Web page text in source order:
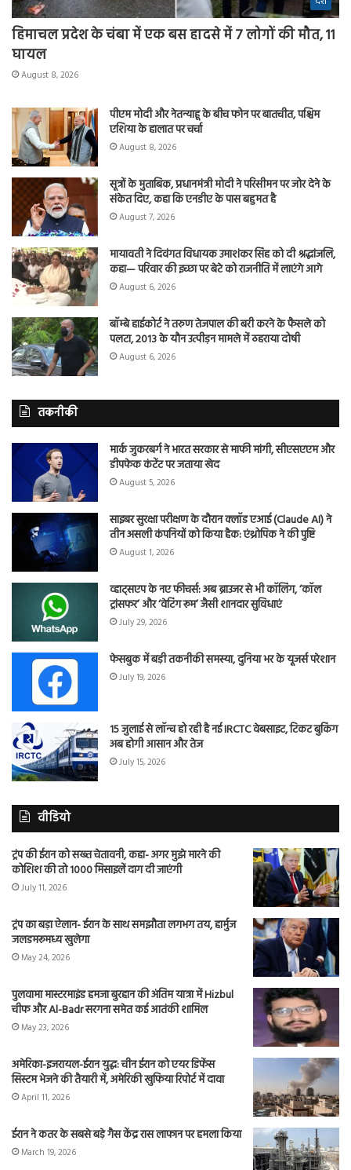
हिमाचल प्रदेश के चंबा में एक बस हादसे में 7 लोगों की मौत, 11
घायल
August 8, 2026
पीएम मोदी और नेतन्याहू के बीच फोन पर बातचीत, पश्चिम
एशिया के हालात पर चर्चा
August 8, 2026
सूत्रों के मुताबिक, प्रधानमंत्री मोदी ने परिसीमन पर जोर देने के
संकेत दिए, कहा कि एनडीए के पास बहुमत है
August 7, 2026
मायावती ने दिवंगत विधायक उमाशंकर सिंह को दी श्रद्धांजलि,
कहा— परिवार की इच्छा पर बेटे को राजनीति में लाएंगे आगे
August 6, 2026
बॉम्बे हाईकोर्ट ने तरुण तेजपाल की बरी करने के फैसले को
पलटा, 2013 के यौन उत्पीड़न मामले में ठहराया दोषी
August 6, 2026
तकनीकी
मार्क जुकरबर्ग ने भारत सरकार से माफी मांगी, सीएसएएम और
डीपफेक कंटेंट पर जताया खेद
August 5, 2026
साइबर सुरक्षा परीक्षण के दौरान क्लॉड एआई (Claude AI) ने
तीन असली कंपनियों को किया हैक: एंथ्रोपिक ने की पुष्टि
August 1, 2026
व्हाट्सएप के नए फीचर्स: अब ब्राउजर से भी कॉलिंग, ‘कॉल
ट्रांसफर’ और ‘वेटिंग रूम’ जैसी शानदार सुविधाएं
July 29, 2026
फेसबुक में बड़ी तकनीकी समस्या, दुनिया भर के यूजर्स परेशान
July 19, 2026
15 जुलाई से लॉन्च हो रही है नई IRCTC वेबसाइट, टिकट बुकिंग
अब होगी आसान और तेज
July 15, 2026
वीडियो
ट्रंप की ईरान को सख्त चेतावनी, कहा- अगर मुझे मारने की
कोशिश की तो 1000 मिसाइलें दाग दी जाएंगी
July 11, 2026
ट्रंप का बड़ा ऐलान- ईरान के साथ समझौता लगभग तय, हार्मुज
जलडमरूमध्य खुलेगा
May 24, 2026
पुलवामा मास्टरमाइंड हमजा बुरहान की अंतिम यात्रा में Hizbul
चीफ और Al-Badr सरगना समेत कई आतंकी शामिल
May 23, 2026
अमेरिका-इजरायल-ईरान युद्ध: चीन ईरान को एयर डिफेंस
सिस्टम भेजने की तैयारी में, अमेरिकी खुफिया रिपोर्ट में दावा
April 11, 2026
ईरान ने कतर के सबसे बड़े गैस केंद्र रास लाफान पर हमला किया
March 19, 2026